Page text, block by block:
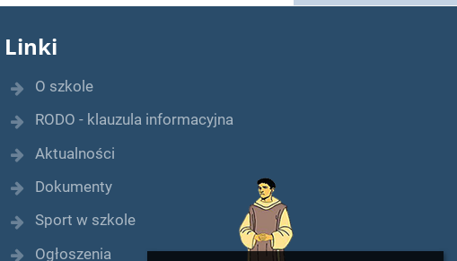
Linki
O szkole
RODO - klauzula informacyjna
Aktualności
Dokumenty
Sport w szkole
Ogłoszenia